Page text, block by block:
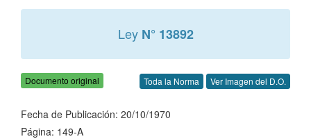
Ley N° 13892
Documento original Toda la Norma Ver Imagen del D.O.
Fecha de Publicación: 20/10/1970
Página: 149-A